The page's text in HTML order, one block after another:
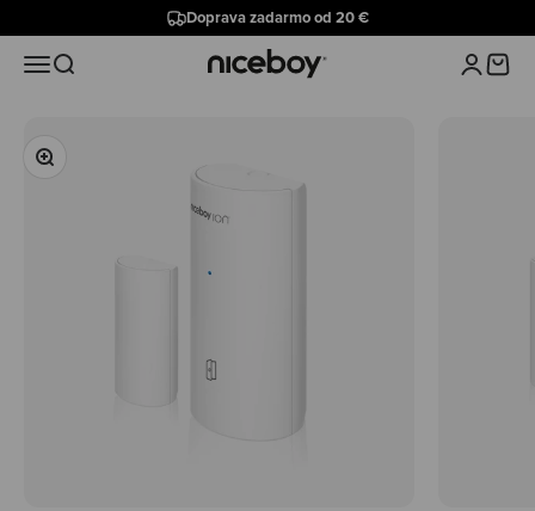
Doprava zadarmo od 20 €
MenuHľadať Niceboy Prihlásiť
Košík
Priblížiť